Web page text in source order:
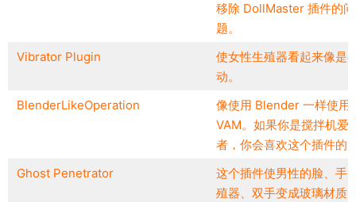
移除 DollMaster 插件的问
题。
Vibrator Plugin
使女性生殖器看起来像是
动。
BlenderLikeOperation
像使用 Blender 一样使用
VAM。如果你是搅拌机爱
者，你会喜欢这个插件的
Ghost Penetrator
这个插件使男性的脸、手
殖器、双手变成玻璃材质